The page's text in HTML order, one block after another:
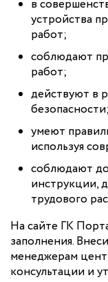
в
устройства
работ;
соблюдают
работ;
действуют в
безопасности;
умеют
используя
соблюдают
инструкции,
трудового
На сайте ГК
заполнения.
менеджерам
консультации и